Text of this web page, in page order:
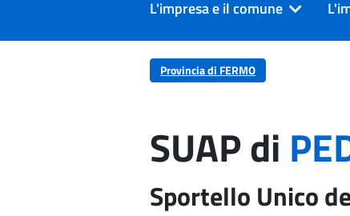
L'impresa e il comune
Provincia di FERMO
SUAP di
Sportello Unico